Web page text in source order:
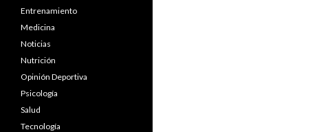
Entrenamiento
Medicina
Noticias
Nutrición
Opinión Deportiva
Psicología
Salud
Tecnología